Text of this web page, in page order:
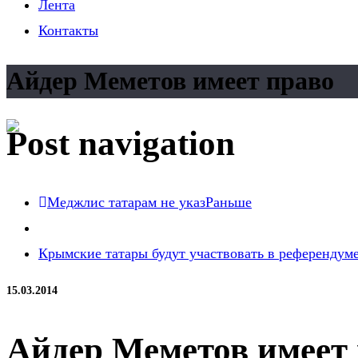
Лента
Контакты
Айдер Меметов имеет право
Post navigation
Меджлис татарам не указРаньше
Крымские татары будут участвовать в
15.03.2014
Айдер Меметов имеет